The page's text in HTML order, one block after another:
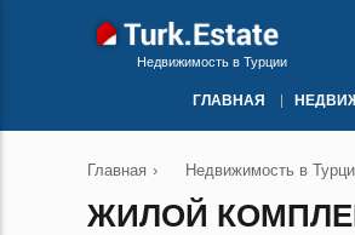
Недвижимость в Турции
ГЛАВНАЯ
Главная › Недвижимость в
ЖИЛОЙ